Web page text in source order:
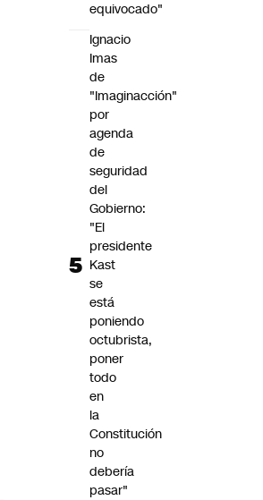
equivocado"
Ignacio
Imas
de
"Imaginacción"
por
agenda
de
seguridad
del
Gobierno:
"El
presidente
Kast
se
está
poniendo
octubrista,
poner
todo
en
la
Constitución
no
debería
pasar"